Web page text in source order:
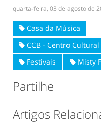
quarta-feira, 03 de agosto de
Casa da Música
CCB - Centro
Festivais
Misty
Partilhe
Artigos
2016
Piers Faccini na 7ª